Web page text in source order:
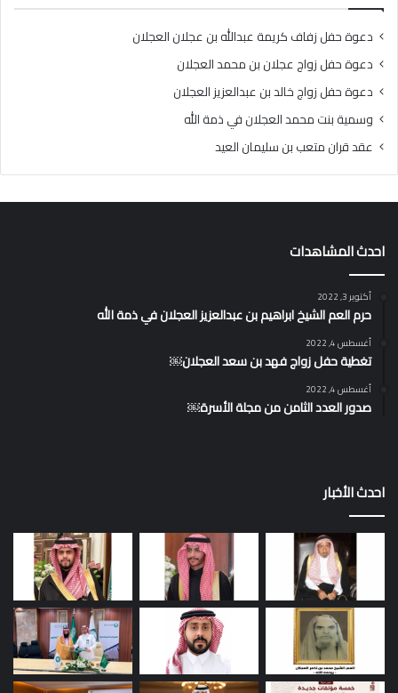
دعوة حفل زفاف كريمة عبدالله بن عجلان العجلان
دعوة حفل زواج عجلان بن محمد العجلان
دعوة حفل زواج خالد بن عبدالعزيز العجلان
وسمية بنت محمد العجلان في ذمة الله
عقد قران متعب بن سليمان العيد
احدث المشاهدات
أكتوبر 3, 2022
حرم العم الشيخ ابراهيم بن عبدالعزيز العجلان في ذمة الله
أغسطس 4, 2022
تغطية حفل زواج فهد بن سعد العجلان￼
أغسطس 4, 2022
صدور العدد الثامن من مجلة الأسرة￼
احدث الأخبار